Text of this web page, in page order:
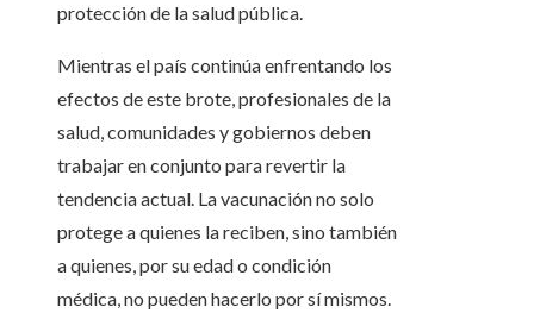
protección de la salud pública.
Mientras el país continúa enfrentando los
efectos de este brote, profesionales de la
salud, comunidades y gobiernos deben
trabajar en conjunto para revertir la
tendencia actual. La vacunación no solo
protege a quienes la reciben, sino también
a quienes, por su edad o condición
médica, no pueden hacerlo por sí mismos.